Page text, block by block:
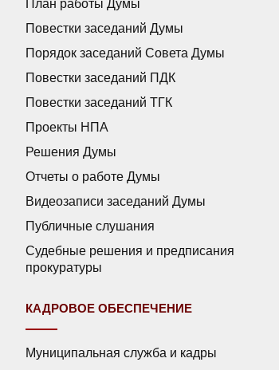
План работы Думы
Повестки заседаний Думы
Порядок заседаний Совета Думы
Повестки заседаний ПДК
Повестки заседаний ТГК
Проекты НПА
Решения Думы
Отчеты о работе Думы
Видеозаписи заседаний Думы
Публичные слушания
Судебные решения и предписания
прокуратуры
КАДРОВОЕ ОБЕСПЕЧЕНИЕ
Муниципальная служба и кадры